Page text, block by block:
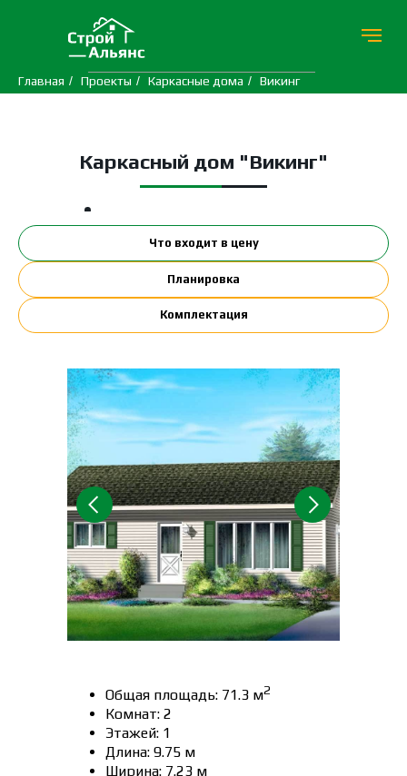
Главная / Проекты / Каркасные дома / Викинг
Каркасный дом "Викинг"
Что входит в цену
Планировка
Комплектация
Общая площадь: 71.3 м2
Комнат: 2
Этажей: 1
Длина: 9.75 м
Ширина: 7.23 м